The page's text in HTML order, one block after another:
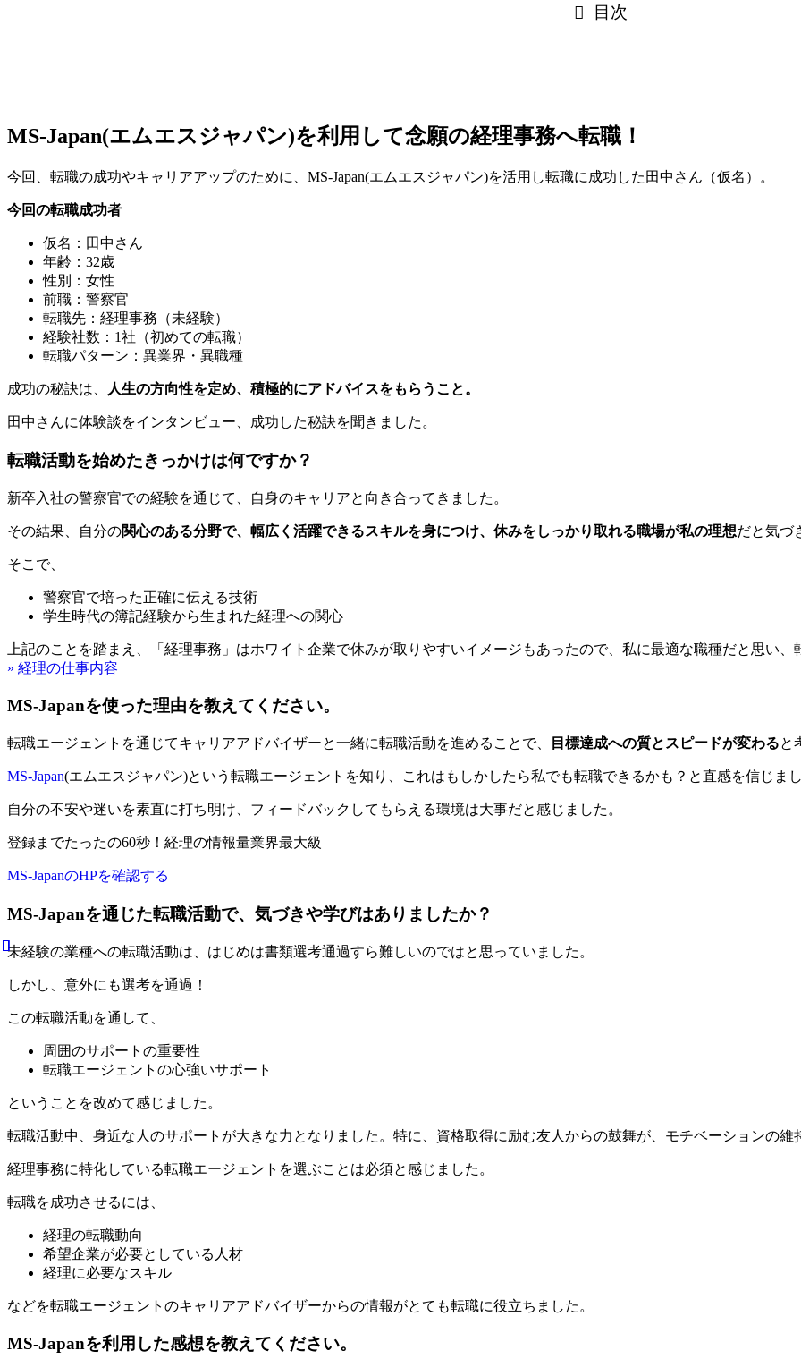
目次
MS-Japan(エムエスジャパン)を利用して念願の経理事務へ転職！
今回、転職の成功やキャリアアップのために、MS-Japan(エムエスジャパン)を活用し転職に成功した田中さん（仮名）。
今回の転職成功者
仮名：田中さん
年齢：32歳
性別：女性
前職：警察官
転職先：経理事務（未経験）
経験社数：1社（初めての転職）
転職パターン：異業界・異職種
成功の秘訣は、 人生の方向性を定め、積極的にアドバイスをもらうこと。
田中さんに体験談をインタンビュー、成功した秘訣を聞きました。
転職活動を始めたきっかけは何ですか？
新卒入社の警察官での経験を通じて、自身のキャリアと向き合ってきました。
その結果、自分の関心のある分野で、幅広く活躍できるスキルを身につけ、休みをしっかり取れる職場が私の理想だと気づ
そこで、
警察官で培った正確に伝える技術
学生時代の簿記経験から生まれた経理への関心
上記のことを踏まえ、「経理事務」はホワイト企業で休みが取りやすいイメージもあったので、私に最適な職種だと思い、
» 経理の仕事内容
MS-Japanを使った理由を教えてください。
転職エージェントを通じてキャリアアドバイザーと一緒に転職活動を進めることで、 目標達成への質とスピードが変わると
MS-Japan(エムエスジャパン)という転職エージェントを知り、これはもしかしたら私でも転職できるかも？と直感を信じまし
自分の不安や迷いを素直に打ち明け、フィードバックしてもらえる環境は大事だと感じました。
登録までたったの60秒！経理の情報量業界最大級
MS-JapanのHPを確認する
MS-Japanを通じた転職活動で、気づきや学びはありましたか？
未経験の業種への転職活動は、はじめは書類選考通過すら難しいのではと思っていました。
しかし、意外にも選考を通過！
この転職活動を通して、
周囲のサポートの重要性
転職エージェントの心強いサポート
ということを改めて感じました。
転職活動中、身近な人のサポートが大きな力となりました。特に、資格取得に励む友人からの鼓舞が、モチベーションの維
経理事務に特化している転職エージェントを選ぶことは必須と感じました。
転職を成功させるには、
経理の転職動向
希望企業が必要としている人材
経理に必要なスキル
などを転職エージェントのキャリアアドバイザーからの情報がとても転職に役立ちました。
MS-Japanを利用した感想を教えてください。